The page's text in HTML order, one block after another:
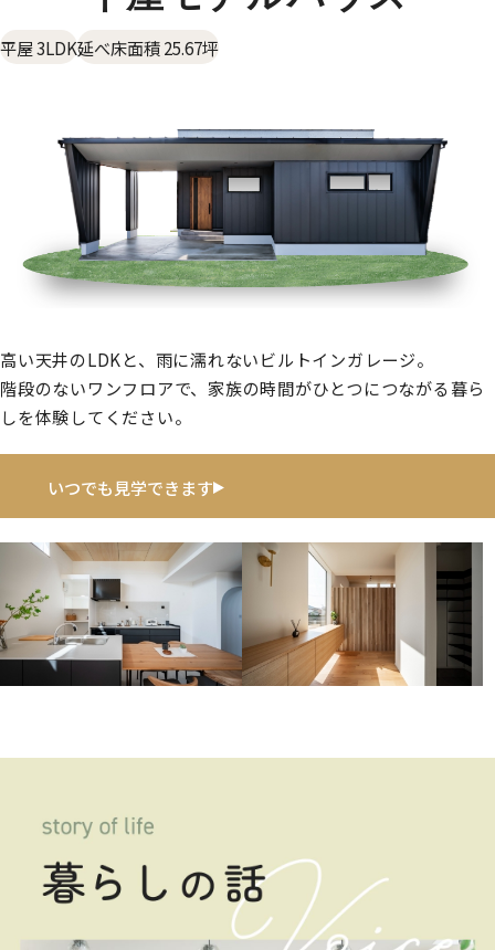
平屋 3LDK延べ床面積 25.67坪
高い天井のLDKと、雨に濡れないビルトインガレージ。
階段のないワンフロアで、家族の時間がひとつにつながる暮ら
しを体験してください。
いつでも見学できます